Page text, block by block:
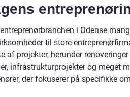
i Odense
til store
af projekter, herunder
infrastrukturprojekter og meget
der fokuserer på specifikke